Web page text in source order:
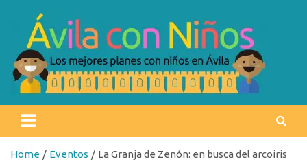
content
Ávila con niños
Home Eventos La Granja de Zenón: en busca del arcoiris